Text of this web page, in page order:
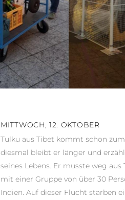
MITTWOCH, 12. OKTOBER
Tulku aus Tibet kommt schon
diesmal bleibt er länger und
seines Lebens. Er musste weg aus
mit einer Gruppe von über 30
Indien. Auf dieser Flucht starben